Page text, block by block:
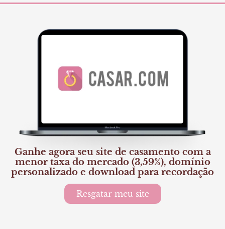
Ganhe agora seu site de casamento com a
menor taxa do mercado (3,59%), domínio
personalizado e download para recordação
Resgatar meu site